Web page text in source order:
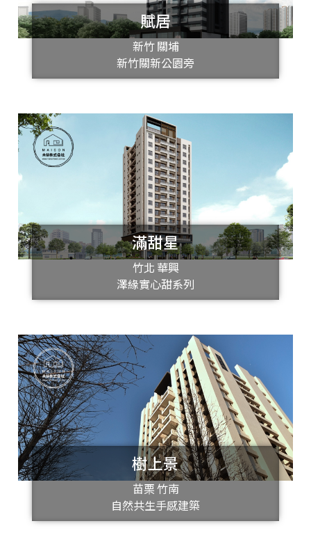
賦居
新竹 關埔
新竹關新公園旁
滿甜星
竹北 華興
澤緣實心甜系列
樹上景
苗栗 竹南
自然共生手感建築